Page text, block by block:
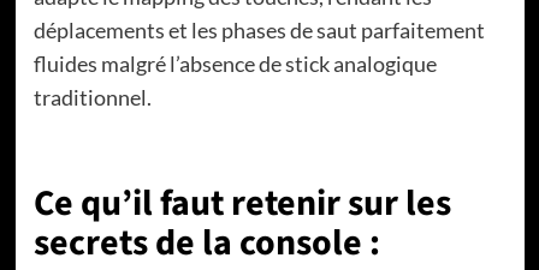
déplacements et les phases de saut parfaitement
fluides malgré l’absence de stick analogique
traditionnel.
Ce qu’il faut retenir sur les
secrets de la console :